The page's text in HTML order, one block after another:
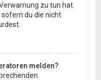
zu tun hat.
du die nicht
melden?